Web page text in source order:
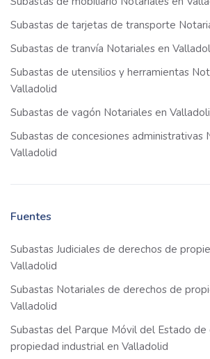
Subastas de tarjetas de transporte
Subastas de tranvía Notariales en
Subastas de utensilios y herramientas
Valladolid
Subastas de vagón Notariales en
Subastas de concesiones administrativas
Valladolid
Fuentes
Subastas Judiciales de derechos de
Valladolid
Subastas Notariales de derechos de
Valladolid
Subastas del Parque Móvil del Estado de
propiedad industrial en Valladolid